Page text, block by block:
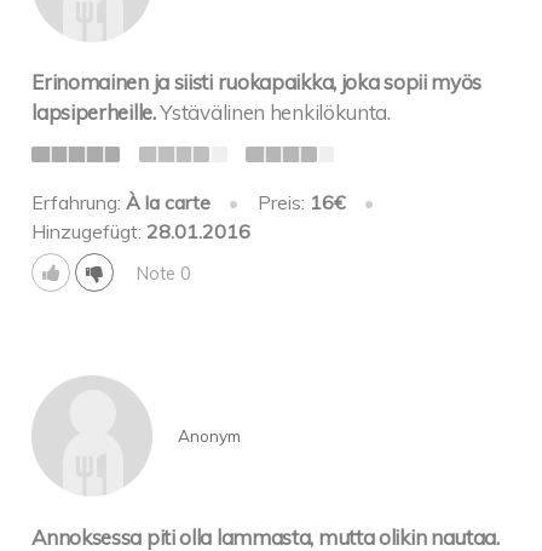
Erinomainen ja siisti ruokapaikka, joka sopii myös
lapsiperheille.Ystävälinen henkilökunta.
Erfahrung:À la carte • Preis: 16€
•
Hinzugefügt: 28.01.2016
Note 0
Anonym
Annoksessa piti olla lammasta, mutta olikin nautaa.